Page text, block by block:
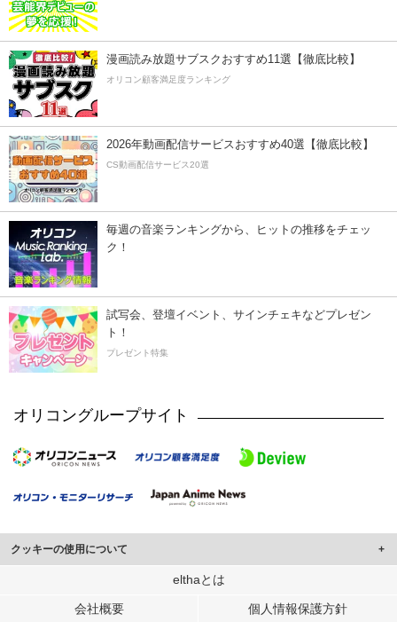
漫画読み放題サブスクおすすめ11選【徹底比較】
オリコン顧客満足度ランキング
2026年動画配信サービスおすすめ40選【徹底比較】
CS動画配信サービス20選
毎週の音楽ランキングから、ヒットの推移をチェッ
ク！
試写会、登壇イベント、サインチェキなどプレゼン
ト！
プレゼント特集
オリコングループサイト
クッキーの使用について
このサイトでは Cookie を使用して、ユーザーに合わせたコンテンツや広告の
行っています。
elthaとは
会社概要 個人情報保護方針